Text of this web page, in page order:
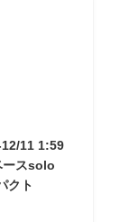
12/11 1:59
ースsolo
クト